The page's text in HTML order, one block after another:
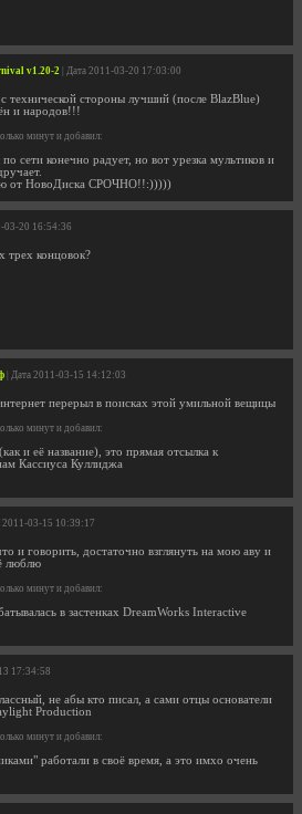
v1.20-2 | Дата 2011-03-20 17:03:00
технической стороны лучший (после BlazBlue)
и народов!!!
минут и добавил:
сети конечно радует, но вот урезка мультиков и
от НовоДиска СРОЧНО!!:)))))
03-20 16:54:36
трех концовок?
| Дата 2011-03-15 14:12:03
перерыл в поисках этой умильной вещицы
минут и добавил:
и её название), это прямая отсылка к
Кассиуса Куллиджа
2011-03-15 10:39:17
и говорить, достаточно взглянуть на мою аву и
люблю
минут и добавил:
в застенках DreamWorks Interactive
17:34:58
не абы кто писал, а сами отцы основатели
Production
минут и добавил:
работали в своё время, а это имхо очень